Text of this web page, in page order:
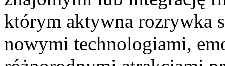
którym aktywna rozrywka
nowymi technologiami,